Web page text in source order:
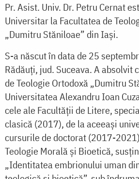
Pr. Asist. Univ. Dr. Petru Cernat
Universitar la Facultatea de
„Dumitru Stăniloae” din Iași.
S-a născut în data de 25
Rădăuți, jud. Suceava. A absolvit
de Teologie Ortodoxă „Dumitru
Universitatea Alexandru Ioan
cele ale Facultății de Litere,
clasică (2017), de la aceeași
cursurile de doctorat (2017-
Teologie Morală și Bioetică,
„Identitatea embrionului uman